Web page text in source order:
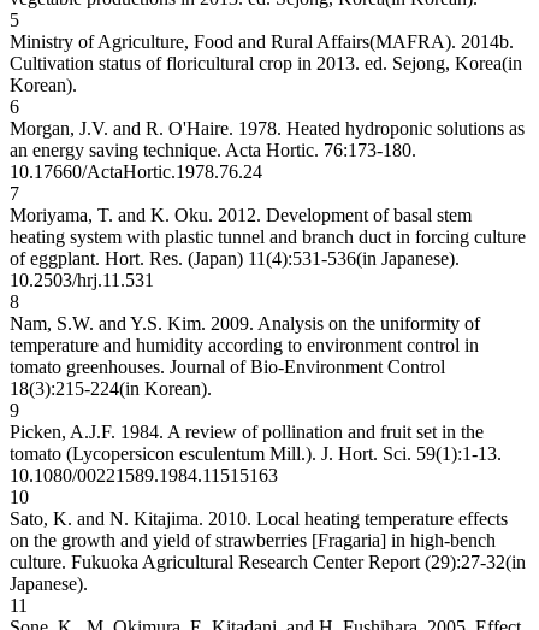
5
Ministry of Agriculture, Food and Rural Affairs(MAFRA). 2014b.
Cultivation status of floricultural crop in 2013. ed. Sejong, Korea(in
Korean).
6
Morgan, J.V. and R. O'Haire. 1978. Heated hydroponic solutions as
an energy saving technique. Acta Hortic. 76:173-180.
10.17660/ActaHortic.1978.76.24
7
Moriyama, T. and K. Oku. 2012. Development of basal stem
heating system with plastic tunnel and branch duct in forcing culture
of eggplant. Hort. Res. (Japan) 11(4):531-536(in Japanese).
10.2503/hrj.11.531
8
Nam, S.W. and Y.S. Kim. 2009. Analysis on the uniformity of
temperature and humidity according to environment control in
tomato greenhouses. Journal of Bio-Environment Control
18(3):215-224(in Korean).
9
Picken, A.J.F. 1984. A review of pollination and fruit set in the
tomato (Lycopersicon esculentum Mill.). J. Hort. Sci. 59(1):1-13.
10.1080/00221589.1984.11515163
10
Sato, K. and N. Kitajima. 2010. Local heating temperature effects
on the growth and yield of strawberries [Fragaria] in high-bench
culture. Fukuoka Agricultural Research Center Report (29):27-32(in
Japanese).
11